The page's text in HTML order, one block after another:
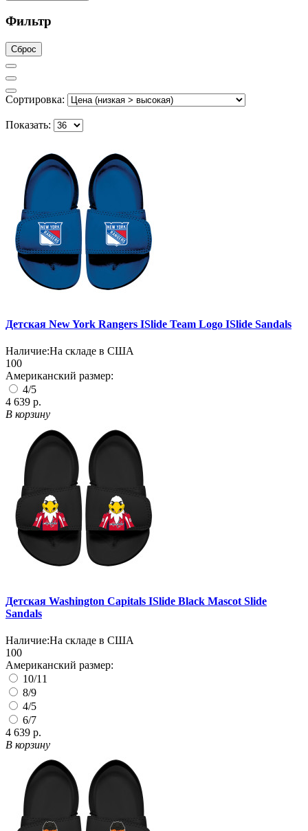
Фильтр
Сброс
Сортировка:
Показать:
Детская New York Rangers ISlide Team Logo ISlide Sandals
Наличие:На складе в США
100
Американский размер:
4/5
4 639 р.
В корзину
Детская Washington Capitals ISlide Black Mascot Slide
Sandals
Наличие:На складе в США
100
Американский размер:
10/11
8/9
4/5
6/7
4 639 р.
В корзину